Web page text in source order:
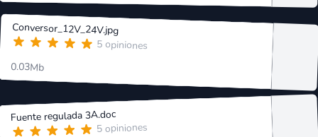
Conversor_12V_24V.jpg
5 opiniones
0.03Mb
Fuente regulada 3A.doc
5 opiniones